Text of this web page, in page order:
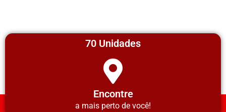
70 Unidades
Encontre
a mais perto de você!